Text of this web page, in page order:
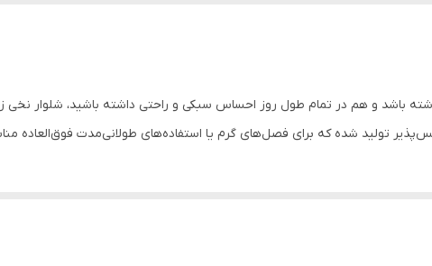
باشد و هم در تمام طول روز احساس سبکی و راحتی داشته باشید، شلوار نخی
تولید شده که برای فصل‌های گرم یا استفاده‌های طولانی‌مدت فوق‌العاده